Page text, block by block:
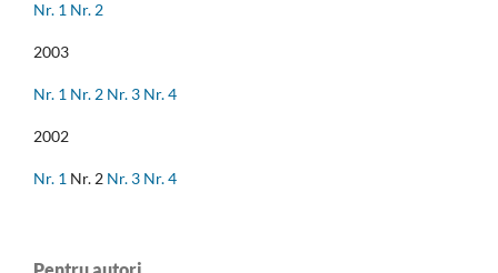
Nr. 1 Nr. 2
2003
Nr. 1 Nr. 2 Nr. 3 Nr. 4
2002
Nr. 1 Nr. 2 Nr. 3 Nr. 4